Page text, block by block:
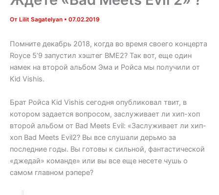
От Lilit Sagatelyan • 07.02.2019
Помните декабрь 2018, когда во время своего концерта
Royce 5’9 запустил хэштег BME2? Так вот, еще один
намек на второй альбом Эма и Ройса мы получили от
Kid Vishis.
Брат Ройса Kid Vishis сегодня опубликовал твит, в
котором задается вопросом, заслуживает ли хип-хоп
второй альбом от Bad Meets Evil: «Заслуживает ли хип-
хоп Bad Meets Evil2? Вы все слушали дерьмо за
последние годы. Вы готовы к сильной, фантастической
«джедай» команде» или вы все еще несете чушь о
самом главном рэпере?